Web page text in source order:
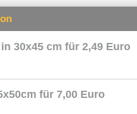
30x45 cm für 2,49 Euro
für 7,00 Euro